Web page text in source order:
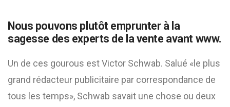
Nous pouvons plutôt emprunter à la
sagesse des experts de la vente avant www.
Un de ces gourous est Victor Schwab. Salué «le plus
grand rédacteur publicitaire par correspondance de
tous les temps», Schwab savait une chose ou deux